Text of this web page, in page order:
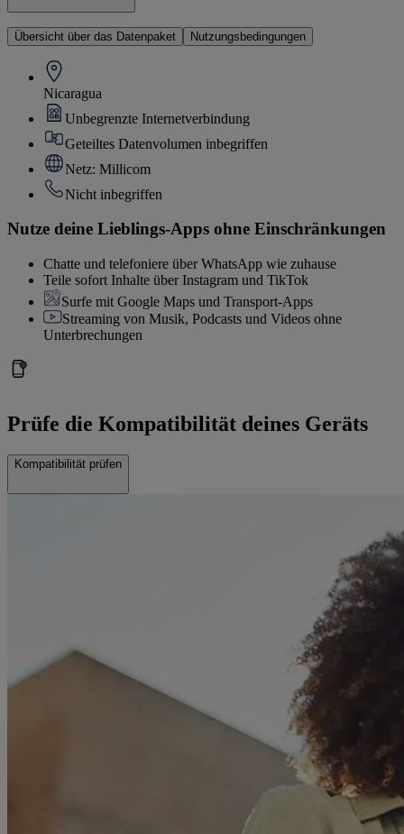
Übersicht über das Datenpaket Nutzungsbedingungen
Nicaragua
Unbegrenzte Internetverbindung
Geteiltes Datenvolumen inbegriffen
Netz: Millicom
Nicht inbegriffen
Nutze deine Lieblings-Apps ohne Einschränkungen
Chatte und telefoniere über WhatsApp wie zuhause
Teile sofort Inhalte über Instagram und TikTok
Surfe mit Google Maps und Transport-Apps
Streaming von Musik, Podcasts und Videos ohne
Unterbrechungen
Prüfe die Kompatibilität deines Geräts
Kompatibilität prüfen